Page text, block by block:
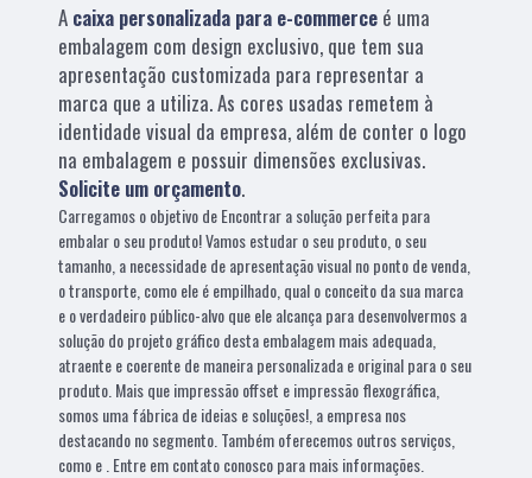
A caixa personalizada para e-commerce é uma
embalagem com design exclusivo, que tem sua
apresentação customizada para representar a
marca que a utiliza. As cores usadas remetem à
identidade visual da empresa, além de conter o logo
na embalagem e possuir dimensões exclusivas.
Solicite um orçamento.
Carregamos o objetivo de Encontrar a solução perfeita para
embalar o seu produto! Vamos estudar o seu produto, o seu
tamanho, a necessidade de apresentação visual no ponto de venda,
o transporte, como ele é empilhado, qual o conceito da sua marca
e o verdadeiro público-alvo que ele alcança para desenvolvermos a
solução do projeto gráfico desta embalagem mais adequada,
atraente e coerente de maneira personalizada e original para o seu
produto. Mais que impressão offset e impressão flexográfica,
somos uma fábrica de ideias e soluções!, a empresa nos
destacando no segmento. Também oferecemos outros serviços,
como e . Entre em contato conosco para mais informações.